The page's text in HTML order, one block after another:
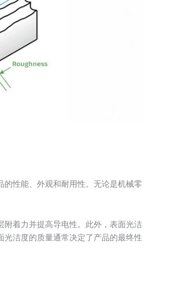
性能、外观和耐用性。无论是机械零
着力并提高导电性。此外，表面光洁
洁度的质量通常决定了产品的最终性